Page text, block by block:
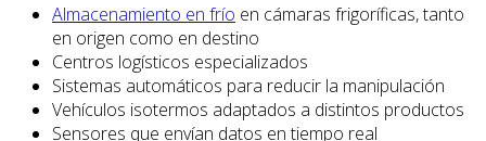
Almacenamiento en frío en cámaras frigoríficas, tanto
en origen como en destino
Centros logísticos especializados
Sistemas automáticos para reducir la manipulación
Vehículos isotermos adaptados a distintos productos
Sensores que envían datos en tiempo real